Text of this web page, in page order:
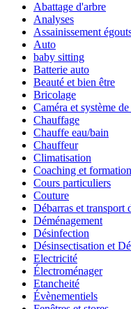
Abattage d'arbre
Analyses
Assainissement
Auto
baby sitting
Batterie auto
Beauté et bien être
Bricolage
Caméra et système
Chauffage
Chauffe eau/bain
Chauffeur
Climatisation
Coaching et formation
Cours particuliers
Couture
Débarras et transport
Déménagement
Désinfection
Désinsectisation et
Electricité
Électroménager
Etancheité
Évènementiels